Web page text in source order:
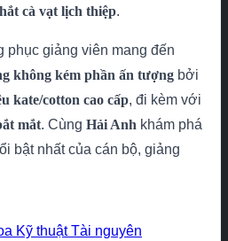
cà vạt lịch thiệp.
phục giảng viên mang đến
không kém phần ấn tượng bởi
kate/cotton cao cấp, đi kèm với
mắt. Cùng Hải Anh khám phá
bật nhất của cán bộ, giảng